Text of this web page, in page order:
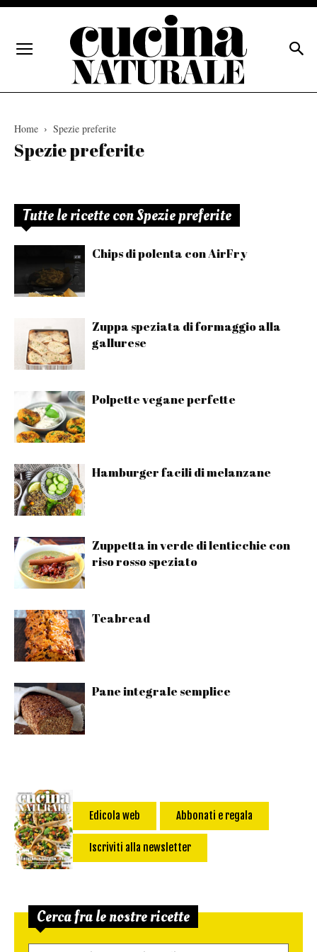
Home Spezie preferite
Spezie preferite
Tutte le ricette con Spezie preferite
Chips di polenta con AirFry
Zuppa speziata di formaggio alla
gallurese
Polpette vegane perfette
Hamburger facili di melanzane
Zuppetta in verde di lenticchie con
riso rosso speziato
Teabread
Pane integrale semplice
Edicola web Abbonati e regala
Iscriviti alla newsletter
Cerca fra le nostre ricette